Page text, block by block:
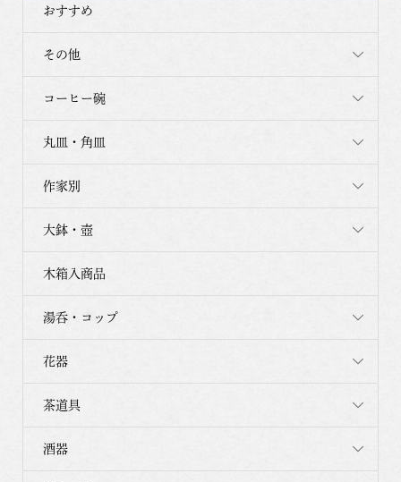
おすすめ
その他
コーヒー碗
丸皿・角皿
作家別
大鉢・壺
木箱入商品
湯呑・コップ
花器
茶道具
酒器